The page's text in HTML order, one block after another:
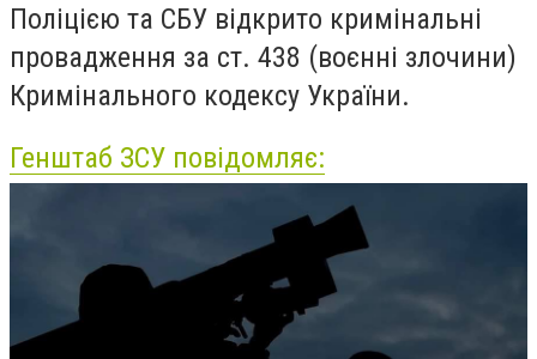
Поліцією та СБУ відкрито кримінальні
провадження за ст. 438 (воєнні злочини)
Кримінального кодексу України.
Генштаб ЗСУ повідомляє: